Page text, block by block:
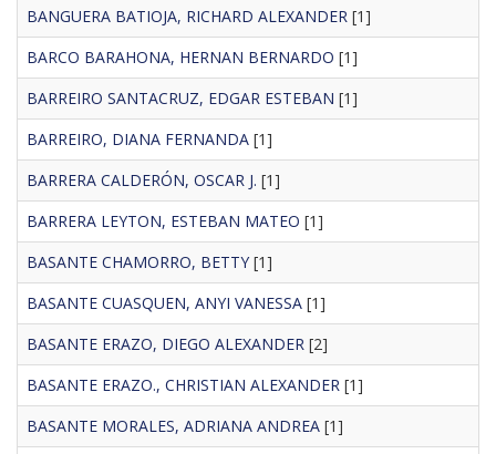
BANGUERA BATIOJA, RICHARD ALEXANDER [1]
BARCO BARAHONA, HERNAN BERNARDO [1]
BARREIRO SANTACRUZ, EDGAR ESTEBAN [1]
BARREIRO, DIANA FERNANDA [1]
BARRERA CALDERÓN, OSCAR J. [1]
BARRERA LEYTON, ESTEBAN MATEO [1]
BASANTE CHAMORRO, BETTY [1]
BASANTE CUASQUEN, ANYI VANESSA [1]
BASANTE ERAZO, DIEGO ALEXANDER [2]
BASANTE ERAZO., CHRISTIAN ALEXANDER [1]
BASANTE MORALES, ADRIANA ANDREA [1]